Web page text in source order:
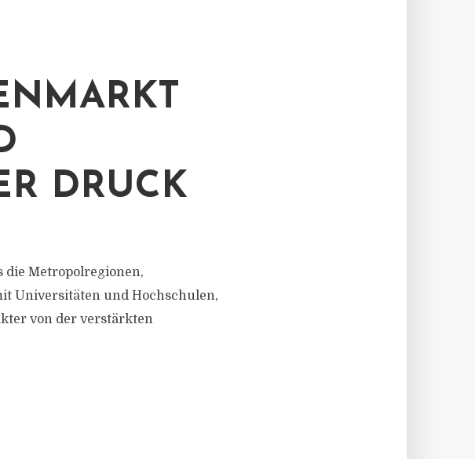
DRUCK
die Metropolregionen,
Universitäten und Hochschulen,
von der verstärkten